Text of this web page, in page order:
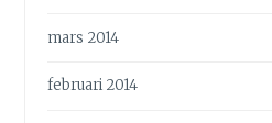
mars 2014
februari 2014